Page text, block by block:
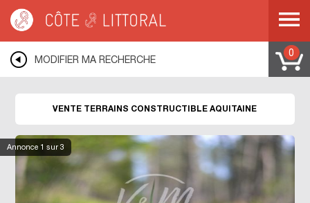
constructibles > COTE ATLANTIQUE > AQUITAINE
MODIFIER MA RECHERCHE
0
Annonce 1 sur 3
VENTE TERRAINS CONSTRUCTIBLE AQUITAINE